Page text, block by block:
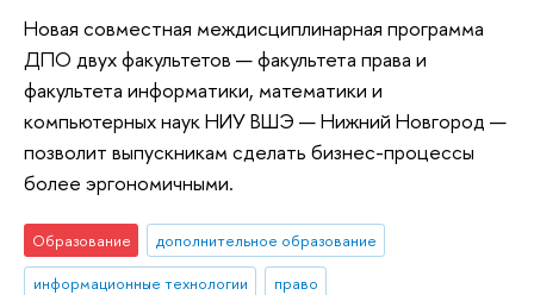
Новая совместная междисциплинарная программа
ДПО двух факультетов — факультета права и
факультета информатики, математики и
компьютерных наук НИУ ВШЭ — Нижний Новгород —
позволит выпускникам сделать бизнес-процессы
более эргономичными.
Образование
дополнительное образование
информационные технологии
право